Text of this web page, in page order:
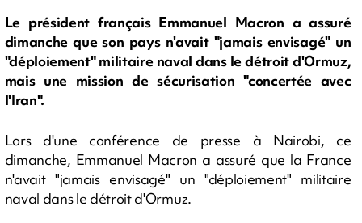
Le président français Emmanuel Macron a assuré
dimanche que son pays n'avait "jamais envisagé" un
"déploiement" militaire naval dans le détroit d'Ormuz,
mais une mission de sécurisation "concertée avec
l'Iran".
Lors d'une conférence de presse à Nairobi, ce
dimanche, Emmanuel Macron a assuré que la France
n'avait "jamais envisagé" un "déploiement" militaire
naval dans le détroit d'Ormuz.